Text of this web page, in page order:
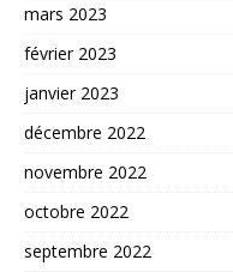
mars 2023
février 2023
janvier 2023
décembre 2022
novembre 2022
octobre 2022
septembre 2022